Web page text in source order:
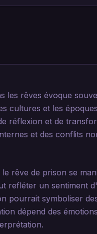
les rêves évoque
cultures et les
réflexion et de
et des conflits
rêve de prison se
refléter un sentiment
pourrait symboliser
dépend des